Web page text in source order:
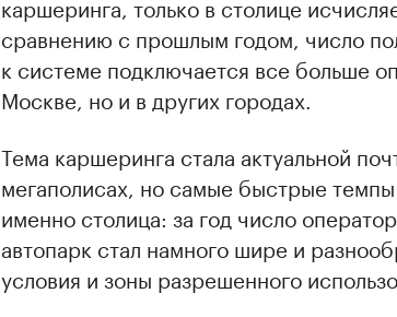
каршеринга, только в столице
сравнению с прошлым годом, число
к системе подключается все больше
Москве, но и в других городах.
Тема каршеринга стала актуальной
мегаполисах, но самые быстрые
именно столица: за год число
автопарк стал намного шире и
условия и зоны разрешенного